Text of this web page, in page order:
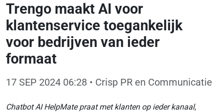
Trengo maakt AI voor
klantenservice toegankelijk
voor bedrijven van ieder
formaat
17 SEP 2024 06:28 • Crisp PR en Communicatie
Chatbot AI HelpMate praat met klanten op ieder kanaal,